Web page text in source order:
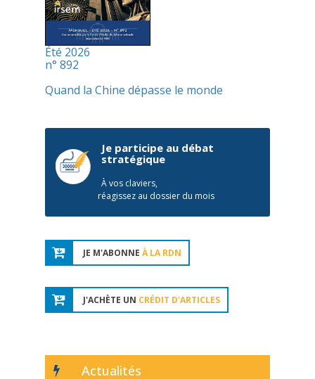
Été 2026
n° 892
Quand la Chine dépasse le monde
Je participe au débat
stratégique
À vos claviers,
réagissez au dossier du mois
JE M'ABONNE À LA RDN
J'ACHÈTE UN CRÉDIT D'ARTICLES
Actualités